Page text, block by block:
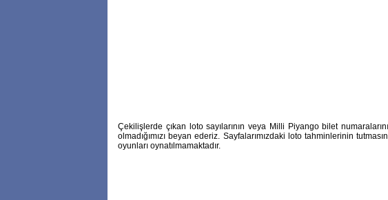
Çekilişlerde çıkan loto sayılarının veya Milli Piyango bilet
olmadığımızı beyan ederiz. Sayfalarımızdaki loto tahminlerinin
oyunları oynatılmamaktadır.